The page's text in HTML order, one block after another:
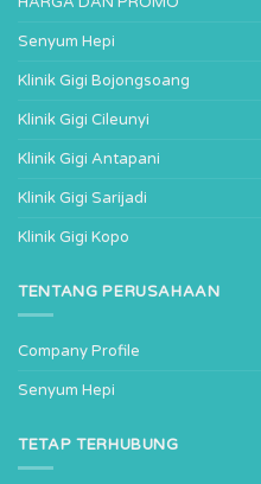
Senyum Hepi
Klinik Gigi Bojongsoang
Klinik Gigi Cileunyi
Klinik Gigi Antapani
Klinik Gigi Sarijadi
Klinik Gigi Kopo
TENTANG PERUSAHAAN
Company Profile
Senyum Hepi
TETAP TERHUBUNG